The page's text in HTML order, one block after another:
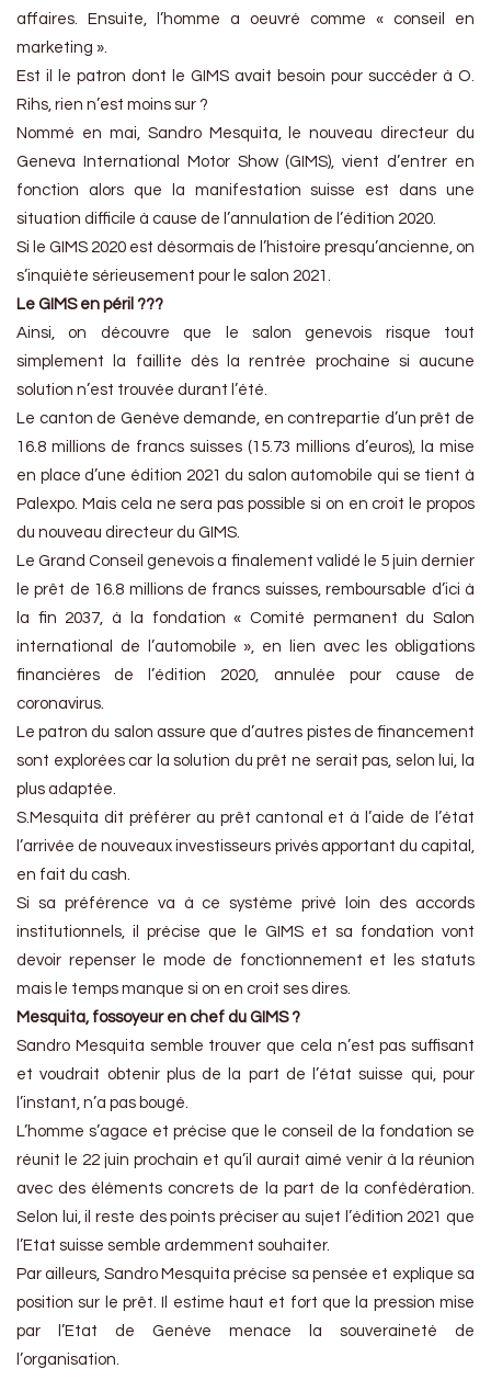
affaires. Ensuite, l’homme a oeuvré comme « conseil en
marketing ».
Est il le patron dont le GIMS avait besoin pour succéder à O.
Rihs, rien n’est moins sur ?
Nommé en mai, Sandro Mesquita, le nouveau directeur du
Geneva International Motor Show (GIMS), vient d’entrer en
fonction alors que la manifestation suisse est dans une
situation difficile à cause de l’annulation de l’édition 2020.
Si le GIMS 2020 est désormais de l’histoire presqu’ancienne, on
s’inquiète sérieusement pour le salon 2021.
Le GIMS en péril ???
Ainsi, on découvre que le salon genevois risque tout
simplement la faillite dès la rentrée prochaine si aucune
solution n’est trouvée durant l’été.
Le canton de Genève demande, en contrepartie d’un prêt de
16.8 millions de francs suisses (15.73 millions d’euros), la mise
en place d’une édition 2021 du salon automobile qui se tient à
Palexpo. Mais cela ne sera pas possible si on en croit le propos
du nouveau directeur du GIMS.
Le Grand Conseil genevois a finalement validé le 5 juin dernier
le prêt de 16.8 millions de francs suisses, remboursable d’ici à
la fin 2037, à la fondation « Comité permanent du Salon
international de l’automobile », en lien avec les obligations
financières de l’édition 2020, annulée pour cause de
coronavirus.
Le patron du salon assure que d’autres pistes de financement
sont explorées car la solution du prêt ne serait pas, selon lui, la
plus adaptée.
S.Mesquita dit préférer au prêt cantonal et à l’aide de l’état
l’arrivée de nouveaux investisseurs privés apportant du capital,
en fait du cash.
Si sa préférence va à ce système privé loin des accords
institutionnels, il précise que le GIMS et sa fondation vont
devoir repenser le mode de fonctionnement et les statuts
mais le temps manque si on en croit ses dires.
Mesquita, fossoyeur en chef du GIMS ?
Sandro Mesquita semble trouver que cela n’est pas suffisant
et voudrait obtenir plus de la part de l’état suisse qui, pour
l’instant, n’a pas bougé.
L’homme s’agace et précise que le conseil de la fondation se
réunit le 22 juin prochain et qu’il aurait aimé venir à la réunion
avec des éléments concrets de la part de la confédération.
Selon lui, il reste des points préciser au sujet l’édition 2021 que
l’Etat suisse semble ardemment souhaiter.
Par ailleurs, Sandro Mesquita précise sa pensée et explique sa
position sur le prêt. Il estime haut et fort que la pression mise
par l’Etat de Genève menace la souveraineté de
l’organisation.